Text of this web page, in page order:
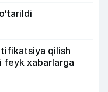
qilish
xabarlarga